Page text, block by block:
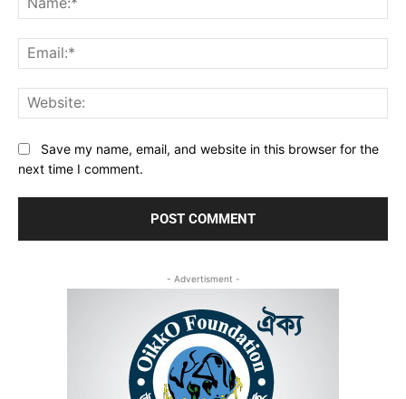
Save my name, email, and website in this browser for the
next time I comment.
- Advertisment -